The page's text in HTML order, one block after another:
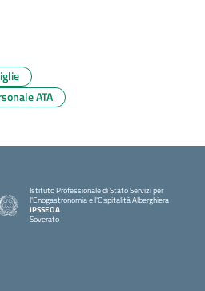
ATA
Istituto Professionale di Stato Servizi per
l'Enogastronomia e l'Ospitalità Alberghiera
IPSSEOA
Soverato